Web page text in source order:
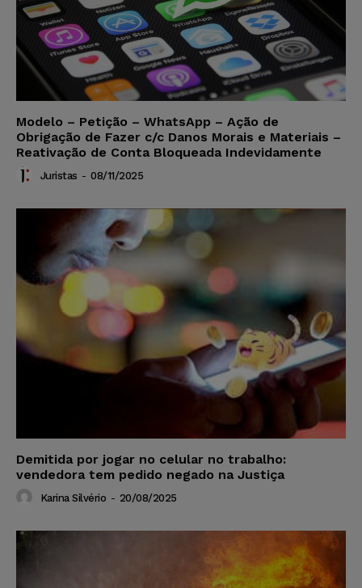
Modelo – Petição – WhatsApp – Ação de
Obrigação de Fazer c/c Danos Morais e Materiais –
Reativação de Conta Bloqueada Indevidamente
Juristas - 08/11/2025
Demitida por jogar no celular no trabalho:
vendedora tem pedido negado na Justiça
Karina Silvério - 20/08/2025